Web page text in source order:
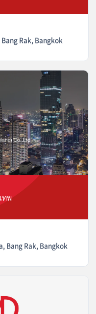
Rak, Bangkok
ทพ
Bang Rak, Bangkok